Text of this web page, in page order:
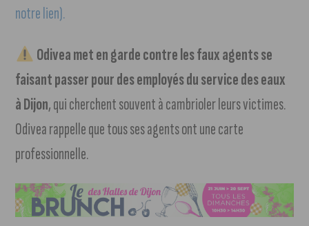
notre lien).
Odivea met en garde contre les faux agents se
faisant passer pour des employés du service des eaux
à Dijon, qui cherchent souvent à cambrioler leurs victimes.
Odivea rappelle que tous ses agents ont une carte
professionnelle.